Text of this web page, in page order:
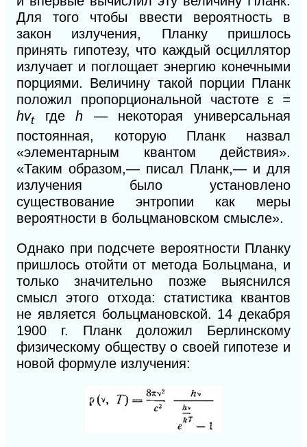
Для того чтобы ввести вероятность в
закон излучения, Планку пришлось
принять гипотезу, что каждый осциллятор
излучает и поглощает энергию конечными
порциями. Величину такой порции Планк
положил пропорциональной частоте ε =
hvt гдеh — некоторая универсальная
постоянная, которую Планк назвал
«элементарным квантом действия».
«Таким образом,— писал Планк,— и для
излучения было установлено
существование энтропии как меры
вероятности в больцмановском смысле».
Однако при подсчете вероятности Планку
пришлось отойти от метода Больцмана, и
только значительно позже выяснился
смысл этого отхода: статистика квантов
не является больцмановской. 14 декабря
1900 г. Планк доложил Берлинскому
физическому обществу о своей гипотезе и
новой формуле излучения: